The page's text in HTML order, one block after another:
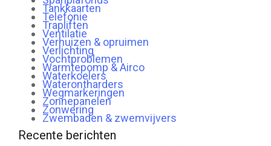
Tankkaarten
Telefonie
Trapliften
Ventilatie
Verhuizen & opruimen
Verlichting
Vochtproblemen
Warmtepomp & Airco
Waterkoelers
Waterontharders
Wegmarkeringen
Zonnepanelen
Zonwering
Zwembaden & zwemvijvers
Recente berichten